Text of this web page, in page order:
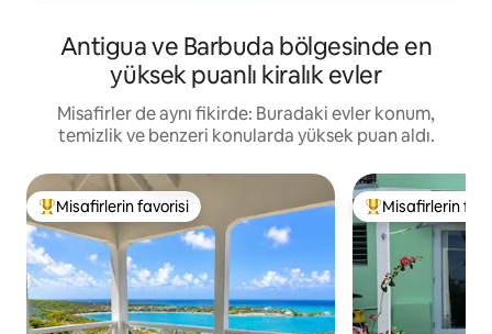
Antigua ve Barbuda bölgesinde en
yüksek puanlı kiralık evler
Misafirler de aynı fikirde: Buradaki evler konum,
temizlik ve benzeri konularda yüksek puan aldı.
Misafirlerin favorilerinden en beğenilenler arasında
Misafirlerin favorisi Misafirlerin
Misafirlerin